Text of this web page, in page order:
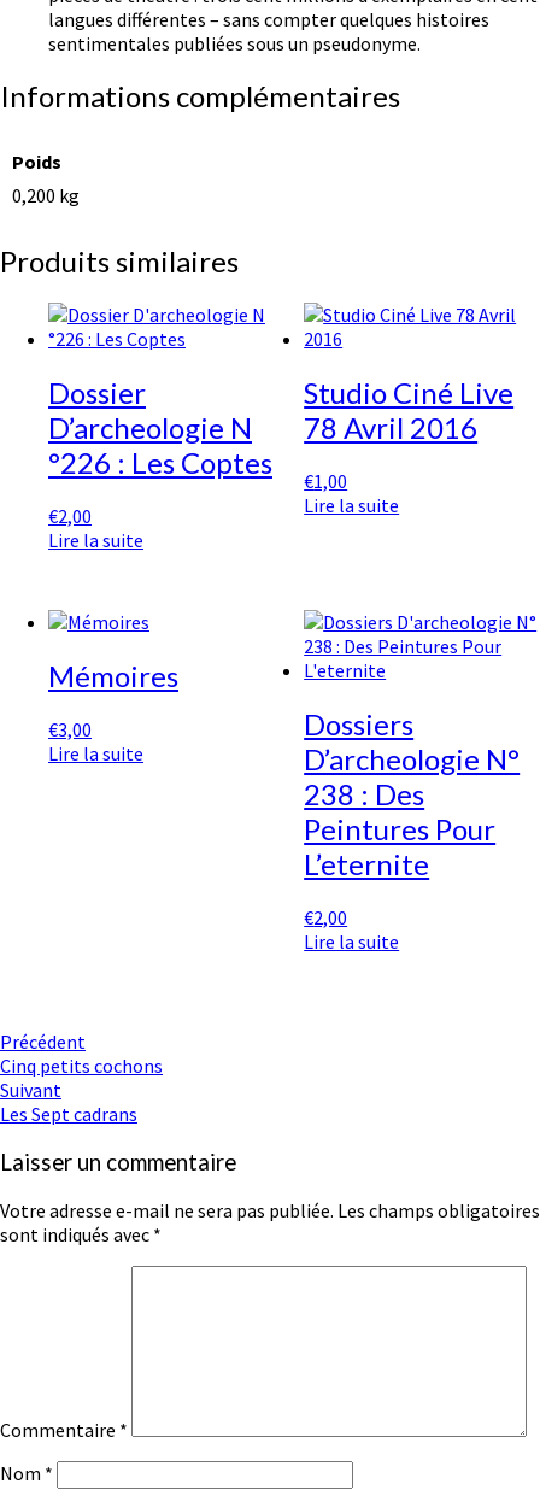
langues différentes – sans compter quelques histoires
sentimentales publiées sous un pseudonyme.
Informations complémentaires
Poids
0,200 kg
Produits similaires
Dossier
D’archeologie N
°226 : Les Coptes
€2,00
Lire la suite
Studio Ciné Live
78 Avril 2016
€1,00
Lire la suite
Mémoires
€3,00
Lire la suite
Dossiers
D’archeologie N°
238 : Des
Peintures Pour
L’eternite
€2,00
Lire la suite
Navigation
d'article
Précédent
Cinq petits cochons
Suivant
Les Sept cadrans
Laisser un commentaire
Votre adresse e-mail ne sera pas publiée. Les champs obligatoires
sont indiqués avec *
Commentaire *
Nom *